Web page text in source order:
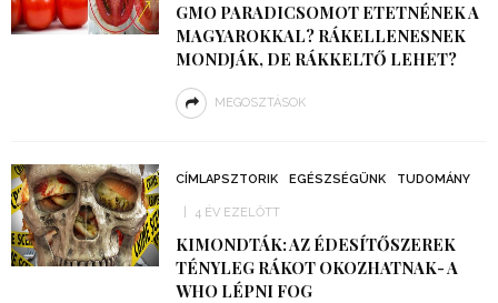
GMO PARADICSOMOT ETETNÉNEK A
MAGYAROKKAL? RÁKELLENESNEK
MONDJÁK, DE RÁKKELTŐ LEHET?
MEGOSZTÁSOK
CÍMLAPSZTORIK EGÉSZSÉGÜNK TUDOMÁNY
4 ÉV EZELŐTT
KIMONDTÁK: AZ ÉDESÍTŐSZEREK
TÉNYLEG RÁKOT OKOZHATNAK- A
WHO LÉPNI FOG